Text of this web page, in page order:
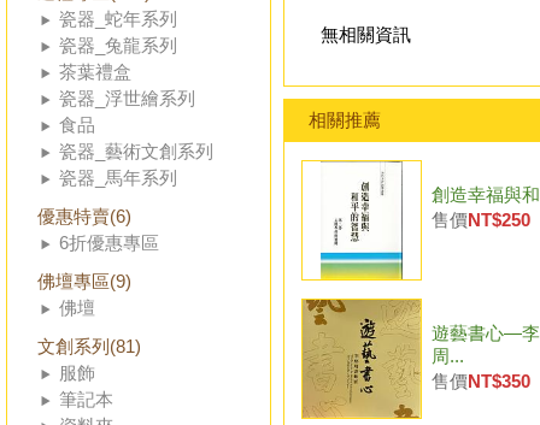
瓷器_蛇年系列
瓷器_兔龍系列
茶葉禮盒
瓷器_浮世繪系列
食品
瓷器_藝術文創系列
瓷器_馬年系列
優惠特賣(6)
6折優惠專區
佛壇專區(9)
佛壇
文創系列(81)
服飾
筆記本
無相關資訊
相關推薦
創造幸福與
售價NT$250
遊藝書心—
周...
售價NT$350